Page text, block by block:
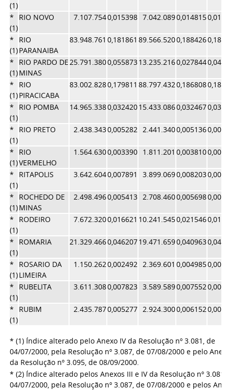
(1)
*
(1)
RIO NOVO 7.107.7540,015398 7.042.0890,014815
*
(1)
RIO
PARANAIBA
83.948.761 0,181861 89.566.5200,188426
*
(1)
RIO PARDO DE
MINAS
25.791.3800,05587313.235.2160,027844
*
(1)
RIO
PIRACICABA
83.002.8280,179811 88.797.4320,186808
*
(1)
RIO POMBA 14.965.3380,03242015.433.0860,032467
*
(1)
RIO PRETO 2.438.3430,005282 2.441.3400,005136
*
(1)
RIO
VERMELHO
1.564.6300,003390 1.811.201 0,003810
*
(1)
RITAPOLIS 3.642.6040,007891 3.899.0690,008203
*
(1)
ROCHEDO DE
MINAS
2.498.4960,005413 2.708.4600,005698
*
(1)
RODEIRO 7.672.3200,016621 10.241.5450,021546
*
(1)
ROMARIA 21.329.4660,04620719.471.6590,040963
*
(1)
ROSARIO DA
LIMEIRA
1.150.2620,002492 2.369.601 0,004985
*
(1)
RUBELITA 3.611.3080,007823 3.589.5890,007552
*
(1)
RUBIM 2.435.7870,005277 2.924.3000,006152
* (1) Índice alterado pelo Anexo IV da Resolução nº 3.081, de
04/07/2000, pela Resolução nº 3.087, de 07/08/2000 e pelo
da Resolução nº 3.095, de 08/09/2000.
* (2) Índice alterado pelos Anexos III e IV da Resolução nº 3.081,
04/07/2000, pela Resolução nº 3.087, de 07/08/2000 e pelos